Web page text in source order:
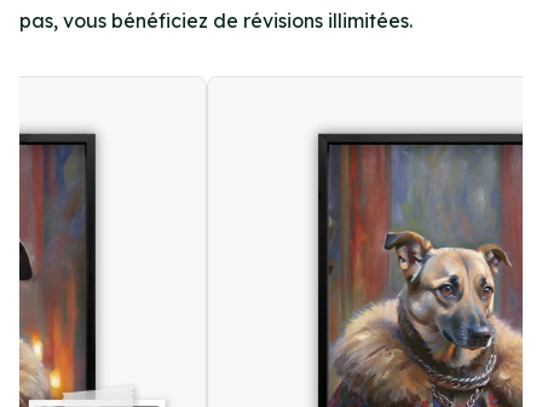
pas, vous bénéficiez de révisions illimitées.